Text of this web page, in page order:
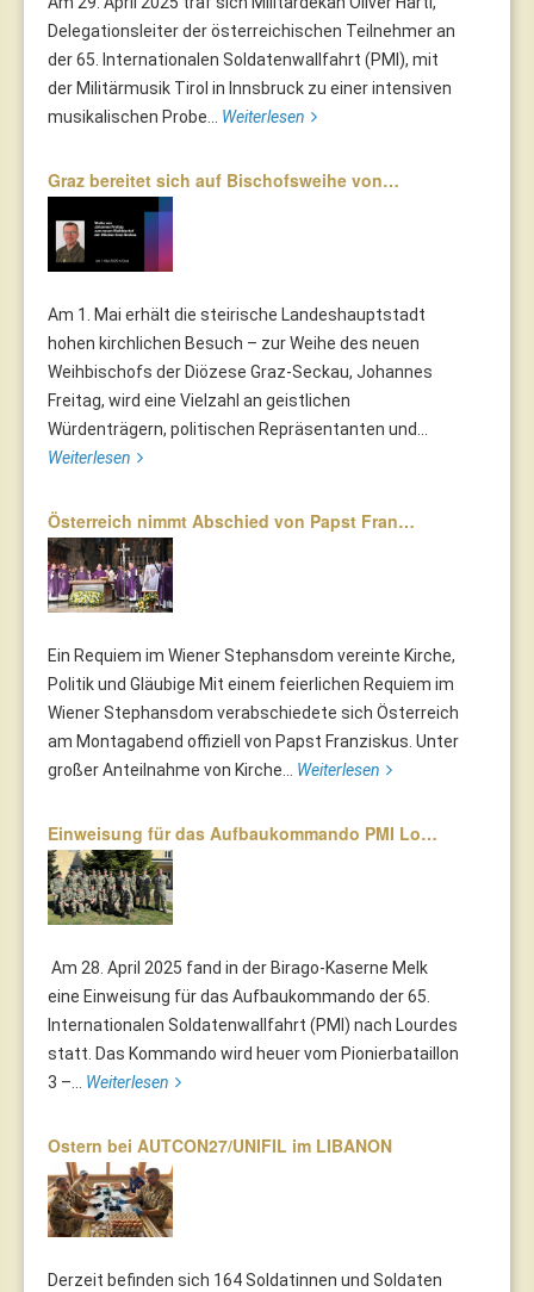
Delegationsleiter der österreichischen Teilnehmer an
der 65. Internationalen Soldatenwallfahrt (PMI), mit
der Militärmusik Tirol in Innsbruck zu einer intensiven
musikalischen Probe... Weiterlesen
Graz bereitet sich auf Bischofsweihe von…
Am 1. Mai erhält die steirische Landeshauptstadt
hohen kirchlichen Besuch – zur Weihe des neuen
Weihbischofs der Diözese Graz-Seckau, Johannes
Freitag, wird eine Vielzahl an geistlichen
Würdenträgern, politischen Repräsentanten und...
Weiterlesen
Österreich nimmt Abschied von Papst Fran…
Ein Requiem im Wiener Stephansdom vereinte Kirche,
Politik und Gläubige Mit einem feierlichen Requiem im
Wiener Stephansdom verabschiedete sich Österreich
am Montagabend offiziell von Papst Franziskus. Unter
großer Anteilnahme von Kirche... Weiterlesen
Einweisung für das Aufbaukommando PMI Lo…
Am 28. April 2025 fand in der Birago-Kaserne Melk
eine Einweisung für das Aufbaukommando der 65.
Internationalen Soldatenwallfahrt (PMI) nach Lourdes
statt. Das Kommando wird heuer vom Pionierbataillon
3 –... Weiterlesen
Ostern bei AUTCON27/UNIFIL im LIBANON
Derzeit befinden sich 164 Soldatinnen und Soldaten